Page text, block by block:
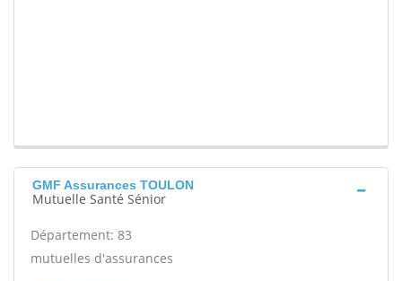
GMF Assurances TOULON
Mutuelle Santé Sénior
Département: 83
mutuelles d'assurances